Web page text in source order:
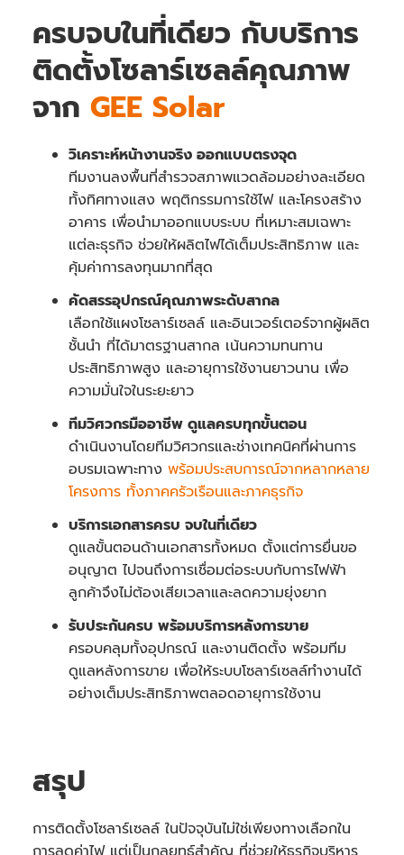
ครบจบในที่เดียว กับบริการ
ติดตั้งโซลาร์เซลล์คุณภาพ
จาก GEE Solar
วิเคราะห์หน้างานจริง ออกแบบตรงจุด
ทีมงานลงพื้นที่สำรวจสภาพแวดล้อมอย่างละเอียด
ทั้งทิศทางแสง พฤติกรรมการใช้ไฟ และโครงสร้าง
อาคาร เพื่อนำมาออกแบบระบบ ที่เหมาะสมเฉพาะ
แต่ละธุรกิจ ช่วยให้ผลิตไฟได้เต็มประสิทธิภาพ และ
คุ้มค่าการลงทุนมากที่สุด
คัดสรรอุปกรณ์คุณภาพระดับสากล
เลือกใช้แผงโซลาร์เซลล์ และอินเวอร์เตอร์จากผู้ผลิต
ชั้นนำ ที่ได้มาตรฐานสากล เน้นความทนทาน
ประสิทธิภาพสูง และอายุการใช้งานยาวนาน เพื่อ
ความมั่นใจในระยะยาว
ทีมวิศวกรมืออาชีพ ดูแลครบทุกขั้นตอน
ดำเนินงานโดยทีมวิศวกรและช่างเทคนิคที่ผ่านการ
อบรมเฉพาะทาง พร้อมประสบการณ์จากหลากหลาย
โครงการ ทั้งภาคครัวเรือนและภาคธุรกิจ
บริการเอกสารครบ จบในที่เดียว
ดูแลขั้นตอนด้านเอกสารทั้งหมด ตั้งแต่การยื่นขอ
อนุญาต ไปจนถึงการเชื่อมต่อระบบกับการไฟฟ้า
ลูกค้าจึงไม่ต้องเสียเวลาและลดความยุ่งยาก
รับประกันครบ พร้อมบริการหลังการขาย
ครอบคลุมทั้งอุปกรณ์ และงานติดตั้ง พร้อมทีม
ดูแลหลังการขาย เพื่อให้ระบบโซลาร์เซลล์ทำงานได้
อย่างเต็มประสิทธิภาพตลอดอายุการใช้งาน
สรุป
การติดตั้งโซลาร์เซลล์ ในปัจจุบันไม่ใช่เพียงทางเลือกใน